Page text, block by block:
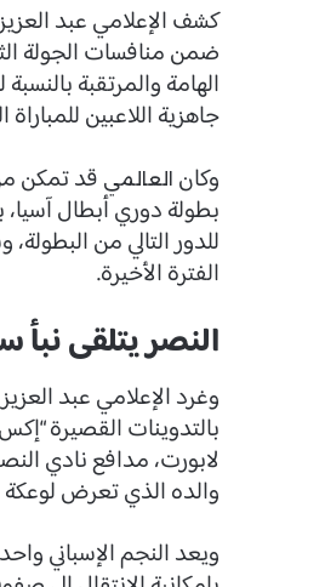
كشف الإعلامي عبد
ضمن منافسات الجولة
الهامة والمرتقبة
جاهزية اللاعبين للمباراة
وكان العالمي قد تمكن
بطولة دوري أبطال
للدور التالي من
الفترة الأخيرة.
النصر يتلقى نبأ
وغرد الإعلامي عبد
بالتدوينات القصيرة
لابورت، مدافع نادي
والده الذي تعرض
ويعد النجم الإسباني